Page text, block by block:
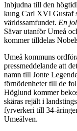
Inbjudna till den
kung Carl XVI Gustaf
världssamfundet. En
Sävar utanför Umeå
kommer tilldelas
Umeå kommuns
pressmeddelande att
namn till Jonte
förnödenheter till de
Höglund kommer
skäras rejält i
fyrverkeri till 34-
Umeälven.